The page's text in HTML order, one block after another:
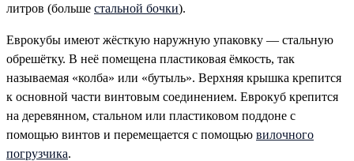
литров (больше стальной бочки).
Еврокубы имеют жёсткую наружную упаковку — стальную
обрешётку. В неё помещена пластиковая ёмкость, так
называемая «колба» или «бутыль». Верхняя крышка крепится
к основной части винтовым соединением. Еврокуб крепится
на деревянном, стальном или пластиковом поддоне с
помощью винтов и перемещается с помощью вилочного
погрузчика.